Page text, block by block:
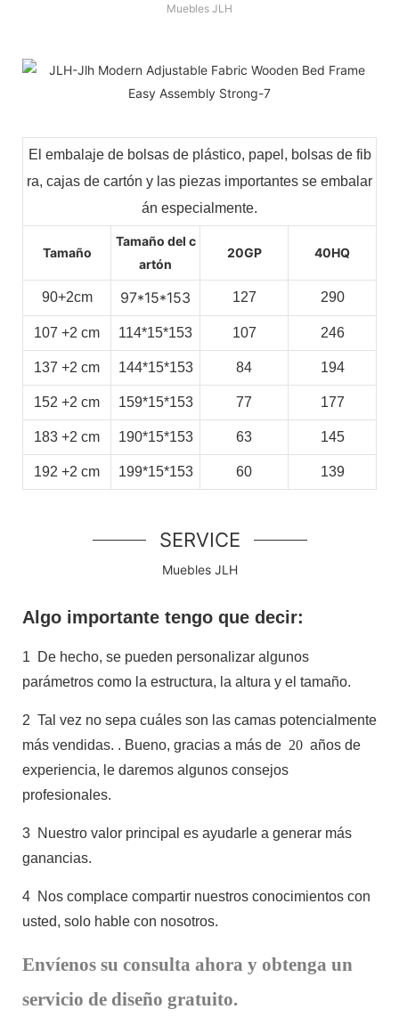
Muebles JLH
El embalaje de bolsas de plástico, papel, bolsas de fib
ra, cajas de cartón y las piezas importantes se embalar
án especialmente.
Tamaño
Tamaño del c
artón
20GP 40HQ
90+2cm 97*15*153 127 290
107 +2 cm 114*15*153 107 246
137 +2 cm 144*15*153 84 194
152 +2 cm 159*15*153 77 177
183 +2 cm 190*15*153 63 145
192 +2 cm 199*15*153 60 139
SERVICE
Muebles JLH
Algo importante tengo que decir:
1
De hecho, se pueden personalizar algunos
parámetros como la estructura, la altura y el tamaño.
2 Tal vez no sepa cuáles son las camas potencialmente
más vendidas. . Bueno, gracias a más de 20 años de
experiencia, le daremos algunos consejos
profesionales.
3 Nuestro valor principal es ayudarle a generar más
ganancias.
4 Nos complace compartir nuestros conocimientos con
usted, solo hable con nosotros.
Envíenos su consulta ahora y obtenga un
servicio de diseño gratuito.